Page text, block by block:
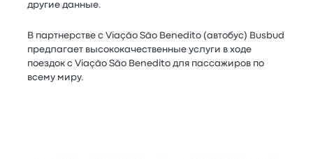
другие данные.
В партнерстве с Viação São Benedito (автобус) Busbud
предлагает высококачественные услуги в ходе
поездок с Viação São Benedito для пассажиров по
всему миру.